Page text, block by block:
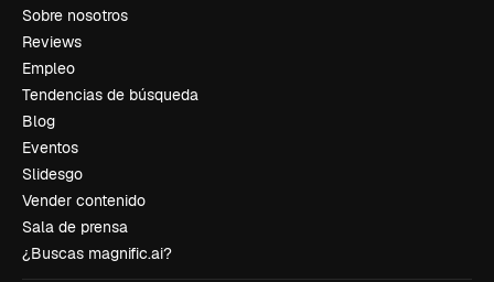
Sobre nosotros
Reviews
Empleo
Tendencias de búsqueda
Blog
Eventos
Slidesgo
Vender contenido
Sala de prensa
¿Buscas magnific.ai?